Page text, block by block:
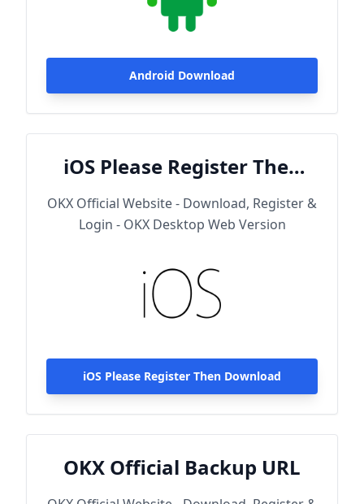
Android Download
iOS Please Register Then
Download
OKX Official Website - Download, Register &
Login - OKX Desktop Web Version
iOS Please Register Then Download
OKX Official Backup URL